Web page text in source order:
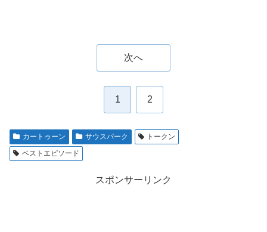
次へ
1 2
カートゥーン サウスパーク
トークン
ベストエピソード
スポンサーリンク